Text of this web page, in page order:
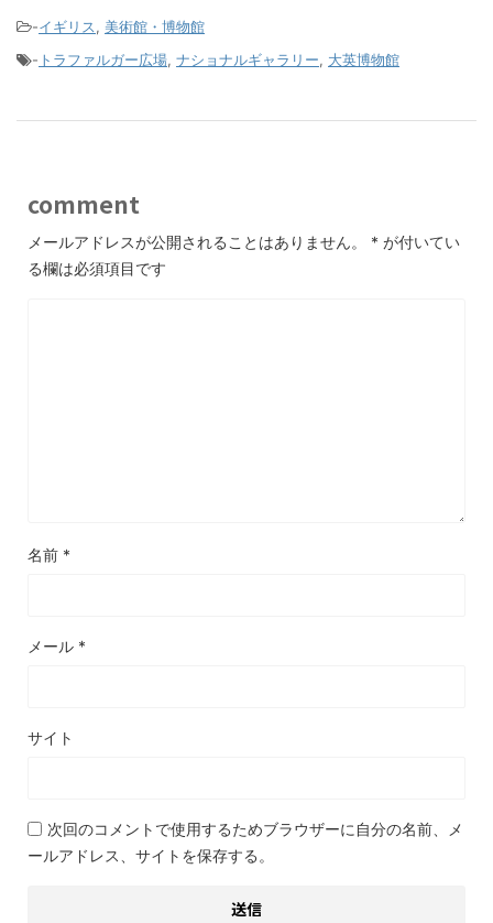
-イギリス, 美術館・博物館
- トラファルガー広場, ナショナルギャラリー, 大英博物館
comment
メールアドレスが公開されることはありません。 * が付いてい
る欄は必須項目です
名前 *
メール *
サイト
次回のコメントで使用するためブラウザーに自分の名前、メ
ールアドレス、サイトを保存する。